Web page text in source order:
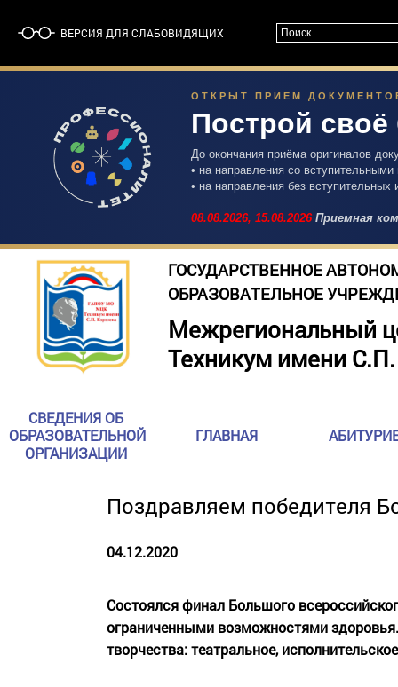
ВЕРСИЯ ДЛЯ СЛАБОВИДЯЩИХ
ОТКРЫТ ПРИЁМ
Построй
До окончания приёма оригиналов
• на направления со
• на направления без
08.08.2026, 15.08.2026Приемная
ГОСУДАРСТВЕННОЕ
ОБРАЗОВАТЕЛЬНОЕ
Межрегиональный
Техникум имени
СВЕДЕНИЯ ОБ
ОБРАЗОВАТЕЛЬНОЙ
ОРГАНИЗАЦИИ
ГЛАВНАЯ
Поздравляем победителя
04.12.2020
Состоялся финал Большого
ограниченными возможностями
творчества: театральное,